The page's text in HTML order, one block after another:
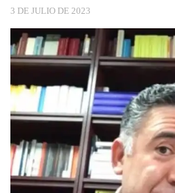
3 DE JULIO DE 2023